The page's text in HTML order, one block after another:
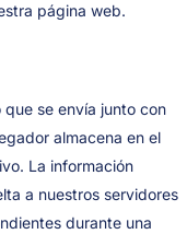
página web.
se envía junto con
almacena en el
La información
a nuestros servidores
durante una